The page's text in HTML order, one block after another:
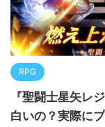
RPG
『聖闘士星矢レ
白いの？実際に